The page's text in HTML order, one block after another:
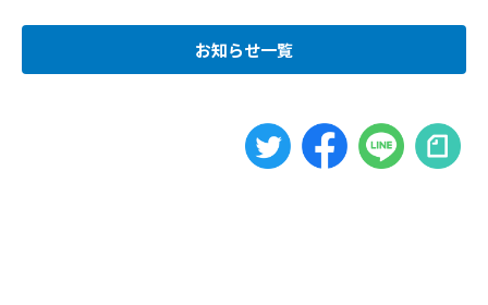
お知らせ一覧